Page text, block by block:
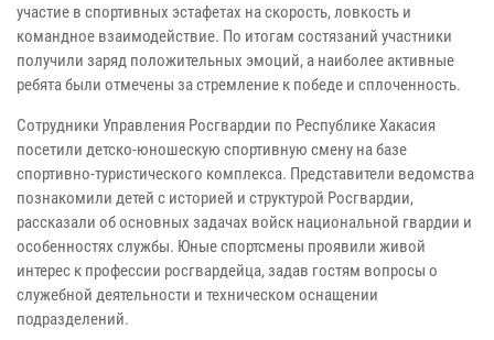
участие в спортивных эстафетах на скорость, ловкость и
командное взаимодействие. По итогам состязаний участники
получили заряд положительных эмоций, а наиболее активные
ребята были отмечены за стремление к победе и сплоченность.
Сотрудники Управления Росгвардии по Республике Хакасия
посетили детско-юношескую спортивную смену на базе
спортивно-туристического комплекса. Представители ведомства
познакомили детей с историей и структурой Росгвардии,
рассказали об основных задачах войск национальной гвардии и
особенностях службы. Юные спортсмены проявили живой
интерес к профессии росгвардейца, задав гостям вопросы о
служебной деятельности и техническом оснащении
подразделений.